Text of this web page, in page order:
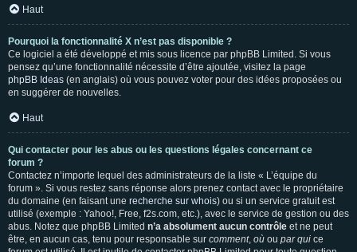
Haut
Pourquoi la fonctionnalité X n’est pas disponible ?
Ce logiciel a été développé et mis sous licence par phpBB Limited. Si vous
pensez qu’une fonctionnalité nécessite d’être ajoutée, visitez la page
phpBB Ideas (en anglais) où vous pouvez voter pour des idées proposées ou
en suggérer de nouvelles.
Haut
Qui contacter pour les abus ou les questions légales concernant ce
forum ?
Contactez n’importe lequel des administrateurs de la liste « L’équipe du
forum ». Si vous restez sans réponse alors prenez contact avec le propriétaire
du domaine (en faisant une recherche sur whois) ou si un service gratuit est
utilisé (exemple : Yahoo!, Free, f2s.com, etc.), avec le service de gestion ou des
abus. Notez que phpBB Limited n’a absolument aucun contrôle et ne peut
être, en aucun cas, tenu pour responsable sur comment, où ou par qui ce